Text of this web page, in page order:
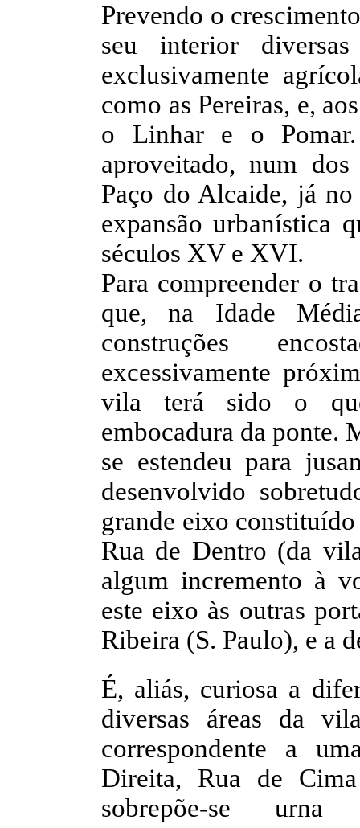
Prevendo o
seu interior
exclusivamente
como as Pereiras, e,
o Linhar e o
aproveitado, num
Paço do Alcaide, já
expansão urbanística
séculos XV e XVI.
Para compreender o
que, na Idade
construções
excessivamente
vila terá sido o
embocadura da ponte.
se estendeu para
desenvolvido
grande eixo
Rua de Dentro (da
algum incremento à
este eixo às outras
Ribeira (S. Paulo), e a
É, aliás, curiosa a
diversas áreas da
correspondente a
Direita, Rua de
sobrepõe-se